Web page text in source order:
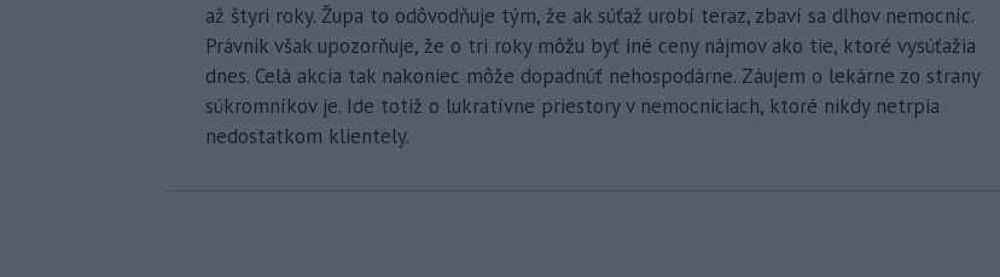
až štyri roky. Župa to odôvodňuje tým, že ak súťaž urobí teraz, zbaví sa dlhov nemocníc.
Právnik však upozorňuje, že o tri roky môžu byť iné ceny nájmov ako tie, ktoré vysúťažia
dnes. Celá akcia tak nakoniec môže dopadnúť nehospodárne. Záujem o lekárne zo strany
súkromníkov je. Ide totiž o lukratívne priestory v nemocniciach, ktoré nikdy netrpia
nedostatkom klientely.